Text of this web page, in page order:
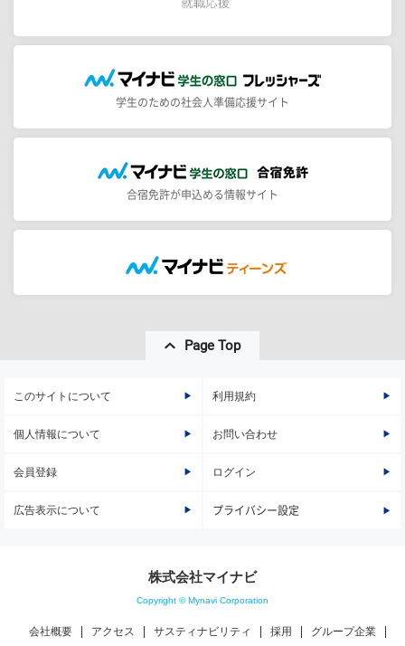
学生のための社会人準備応援サイト
合宿免許が申込める情報サイト
Page Top
このサイトについて 利用規約
個人情報について お問い合わせ
会員登録 ログイン
広告表示について プライバシー設定
株式会社マイナビ
Copyright © Mynavi Corporation
会社概要 アクセス サスティナビリティ 採用 グループ企業